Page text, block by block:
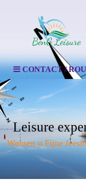
CONTACT /
Leisure
Wensen u Fijne